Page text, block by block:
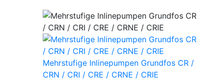
Mehrstufige Inlinepumpen Grundfos CR /
CRN / CRI / CRE / CRNE / CRIE